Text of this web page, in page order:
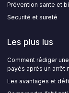
Prévention sante et
Securité et sureté
Les plus lus
Comment rédiger
payés après un arrêt
Les avantages et